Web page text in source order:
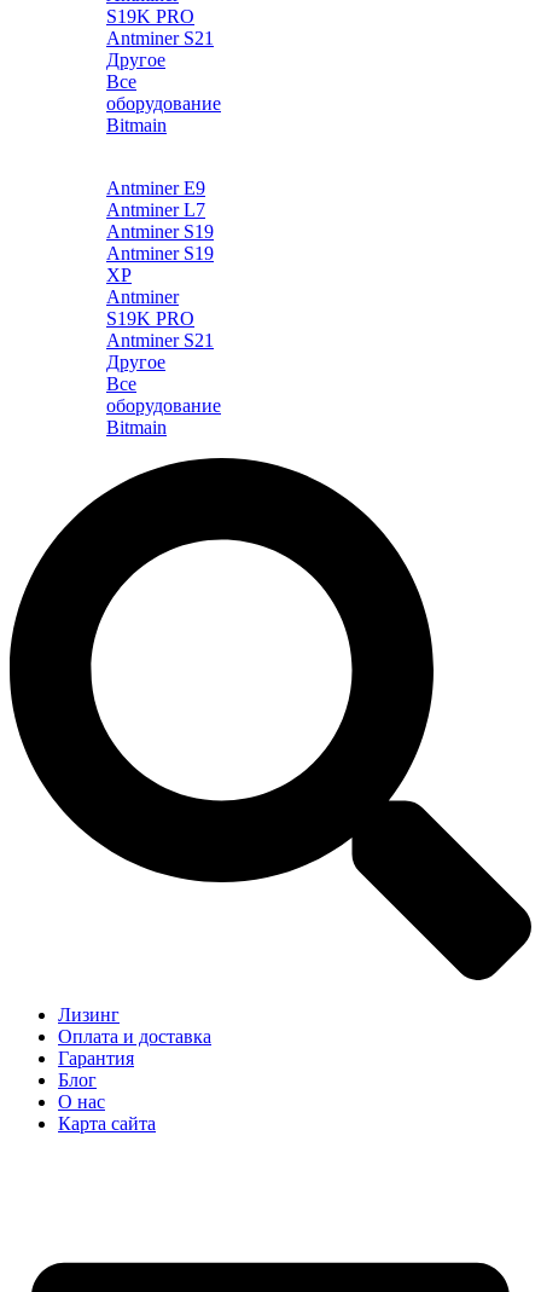
S19K PRO
Antminer S21
Другое
Все
оборудование
Bitmain
Antminer E9
Antminer L7
Antminer S19
Antminer S19
XP
Antminer
S19K PRO
Antminer S21
Другое
Все
оборудование
Bitmain
Лизинг
Оплата и доставка
Гарантия
Блог
О нас
Карта сайта